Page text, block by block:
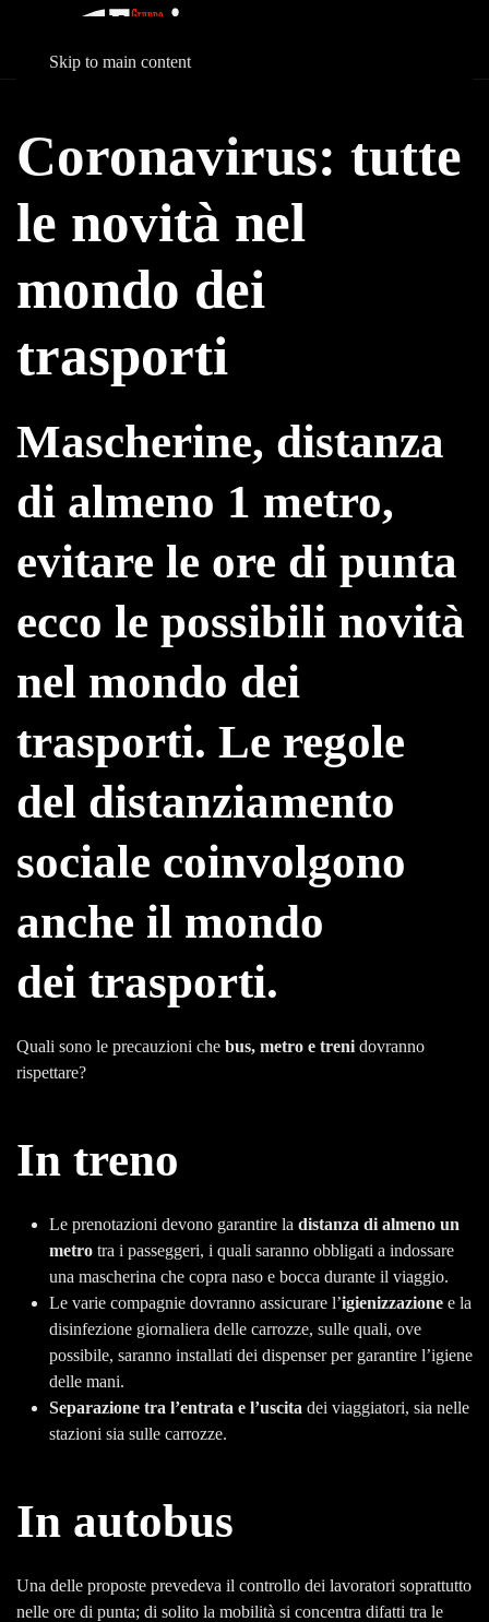
Skip to main content
Coronavirus: tutte
le novità nel
mondo dei
trasporti
Mascherine, distanza
di almeno 1 metro,
evitare le ore di punta
ecco le possibili novità
nel mondo dei
trasporti. Le regole
del distanziamento
sociale coinvolgono
anche il mondo
dei trasporti.
Quali sono le precauzioni che bus, metro e treni dovranno
rispettare?
In treno
Le prenotazioni devono garantire la distanza di almeno un
metro tra i passeggeri, i quali saranno obbligati a indossare
una mascherina che copra naso e bocca durante il viaggio.
Le varie compagnie dovranno assicurare l’igienizzazione e la
disinfezione giornaliera delle carrozze, sulle quali, ove
possibile, saranno installati dei dispenser per garantire l’igiene
delle mani.
Separazione tra l’entrata e l’uscita dei viaggiatori, sia nelle
stazioni sia sulle carrozze.
In autobus
Una delle proposte prevedeva il controllo dei lavoratori soprattutto
nelle ore di punta; di solito la mobilità si concentra difatti tra le